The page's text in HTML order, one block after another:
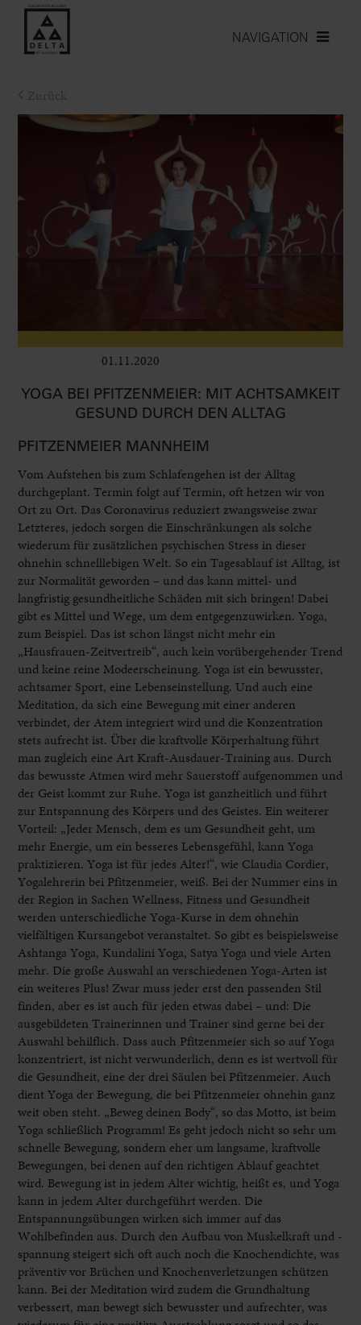
NAVIGATION
01.11.2020
YOGA BEI PFITZENMEIER: MIT ACHTSAMKEIT
GESUND DURCH DEN ALLTAG
PFITZENMEIER MANNHEIM
Vom Aufstehen bis zum Schlafengehen ist der Alltag
durchgeplant. Termin folgt auf Termin, oft hetzen wir von
Ort zu Ort. Das Coronavirus reduziert zwangsweise zwar
Letzteres, jedoch sorgen die Einschränkungen als solche
wiederum für zusätzlichen psychischen Stress in dieser
ohnehin schnelllebigen Welt. So ein Tagesablauf ist Alltag, ist
zur Normalität geworden – und das kann mittel- und
langfristig gesundheitliche Schäden mit sich bringen! Dabei
gibt es Mittel und Wege, um dem entgegenzuwirken. Yoga,
zum Beispiel. Das ist schon längst nicht mehr ein
„Hausfrauen-Zeitvertreib“, auch kein vorübergehender Trend
und keine reine Modeerscheinung. Yoga ist ein bewusster,
achtsamer Sport, eine Lebenseinstellung. Und auch eine
Meditation, da sich eine Bewegung mit einer anderen
verbindet, der Atem integriert wird und die Konzentration
stets aufrecht ist. Über die kraftvolle Körperhaltung führt
man zugleich eine Art Kraft-Ausdauer-Training aus. Durch
das bewusste Atmen wird mehr Sauerstoff aufgenommen und
der Geist kommt zur Ruhe. Yoga ist ganzheitlich und führt
zur Entspannung des Körpers und des Geistes. Ein weiterer
Vorteil: „Jeder Mensch, dem es um Gesundheit geht, um
mehr Energie, um ein besseres Lebensgefühl, kann Yoga
praktizieren. Yoga ist für jedes Alter!“, wie Claudia Cordier,
Yogalehrerin bei Pfitzenmeier, weiß. Bei der Nummer eins in
der Region in Sachen Wellness, Fitness und Gesundheit
werden unterschiedliche Yoga-Kurse in dem ohnehin
vielfältigen Kursangebot veranstaltet. So gibt es beispielsweise
Ashtanga Yoga, Kundalini Yoga, Satya Yoga und viele Arten
mehr. Die große Auswahl an verschiedenen Yoga-Arten ist
ein weiteres Plus! Zwar muss jeder erst den passenden Stil
finden, aber es ist auch für jeden etwas dabei – und: Die
ausgebildeten Trainerinnen und Trainer sind gerne bei der
Auswahl behilflich. Dass auch Pfitzenmeier sich so auf Yoga
konzentriert, ist nicht verwunderlich, denn es ist wertvoll für
die Gesundheit, eine der drei Säulen bei Pfitzenmeier. Auch
dient Yoga der Bewegung, die bei Pfitzenmeier ohnehin ganz
weit oben steht. „Beweg deinen Body“, so das Motto, ist beim
Yoga schließlich Programm! Es geht jedoch nicht so sehr um
schnelle Bewegung, sondern eher um langsame, kraftvolle
Bewegungen, bei denen auf den richtigen Ablauf geachtet
wird. Bewegung ist in jedem Alter wichtig, heißt es, und Yoga
kann in jedem Alter durchgeführt werden. Die
Entspannungsübungen wirken sich immer auf das
Wohlbefinden aus. Durch den Aufbau von Muskelkraft und -
spannung steigert sich oft auch noch die Knochendichte, was
präventiv vor Brüchen und Knochenverletzungen schützen
kann. Bei der Meditation wird zudem die Grundhaltung
verbessert, man bewegt sich bewusster und aufrechter, was